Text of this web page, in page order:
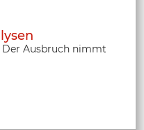
Der Ausbruch nimmt